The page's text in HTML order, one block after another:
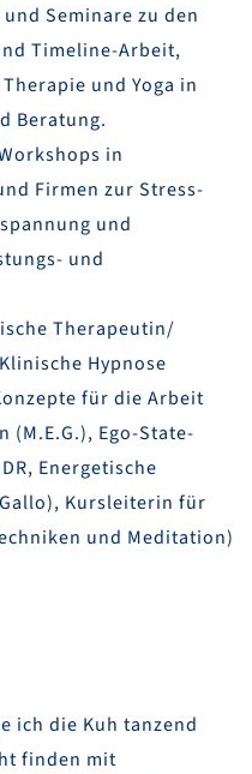
Seminare zu den
Timeline-Arbeit,
und Yoga in
Beratung.
in
Firmen zur Stress-
und
und
Therapeutin/
Hypnose
für die Arbeit
Ego-State-
Energetische
Kursleiterin für
und Meditation)
ich die Kuh tanzend
finden mit